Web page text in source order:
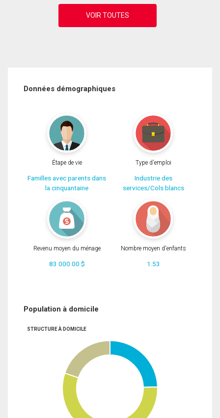
Données démographiques
Étape de vie
Familles avec parents dans
la cinquantaine
Type d'emploi
Industrie des
services/Cols blancs
Revenu moyen du ménage
83 000.00 $
Nombre moyen d'enfants
1.53
Population à domicile
STRUCTURE À DOMICILE